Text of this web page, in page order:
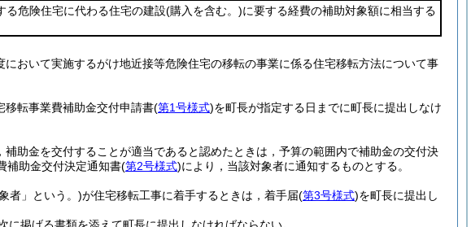
る危険住宅に代わる住宅の建設(購入を含む。)に要する経費の補助対象額に相当する
おいて実施するがけ地近接等危険住宅の移転の事業に係る住宅移転方法について事
移転事業費補助金交付申請書(第1号様式)を町長が指定する日までに町長に提出しなけ
助金を交付することが適当であると認めたときは，予算の範囲内で補助金の交付決
補助金交付決定通知書(第2号様式)により，当該対象者に通知するものとする。
者」という。)が住宅移転工事に着手するときは，着手届(第3号様式)を町長に提出し